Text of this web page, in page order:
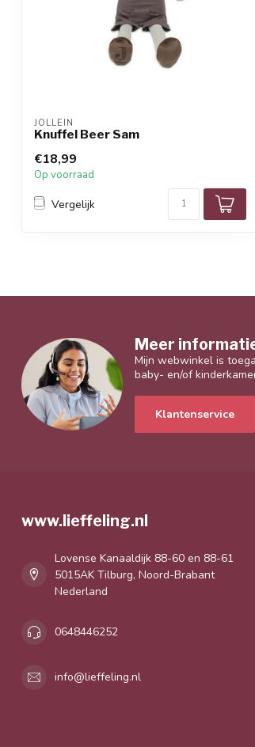
JOLLEIN
Knuffel Beer Sam
€18,99
Op voorraad
Vergelijk
Meer
Mijn webwinkel is
baby- en/of
Klantenservice
www.lieffeling.nl
Lovense Kanaaldijk 88-60 en 88-61
5015AK Tilburg, Noord-Brabant
Nederland
0648446252
info@lieffeling.nl